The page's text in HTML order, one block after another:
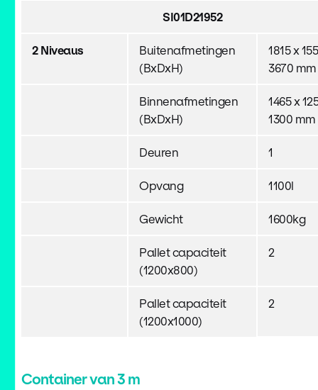
SI01D21952
2 Niveaus
Buitenafmetingen
(BxDxH)
1815 x
3670 mm
Binnenafmetingen
(BxDxH)
1465 x
1300
Deuren 1
Opvang 1100l
Gewicht 1600kg
Pallet capaciteit
(1200x800)
2
Pallet capaciteit
(1200x1000)
2
Container van 3 m